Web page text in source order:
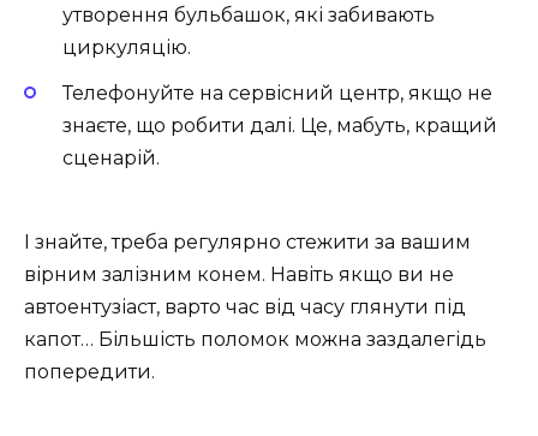
утворення бульбашок, які забивають
циркуляцію.
Телефонуйте на сервісний центр, якщо не
знаєте, що робити далі. Це, мабуть, кращий
сценарій.
І знайте, треба регулярно стежити за вашим
вірним залізним конем. Навіть якщо ви не
автоентузіаст, варто час від часу глянути під
капот… Більшість поломок можна заздалегідь
попередити.